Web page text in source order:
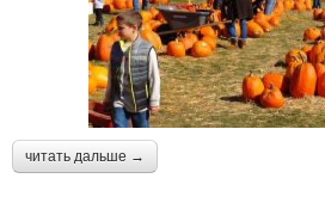
читать дальше →